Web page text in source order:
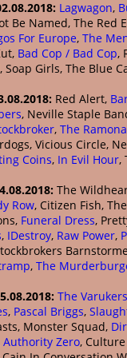
Lagwagon,
Be Named, The Red
For Europe, The
Bad Cop / Bad Cop,
, Soap Girls, The Blue
Red Alert,
, Neville Staple
, The
Vicious Circle,
Coins, In Evil Hour,
The
Row, Citizen Fish,
Funeral Dress,
, IDestroy, Raw Power,
, The
The Varukers
, Pascal Briggs,
Monster Squad,
Authority Zero,